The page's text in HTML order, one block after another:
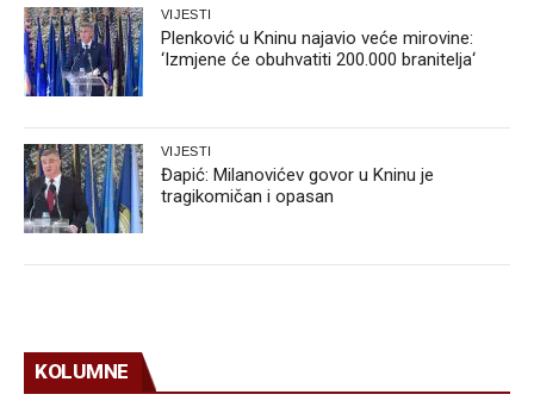
VIJESTI
Plenković u Kninu najavio veće mirovine:
‘Izmjene će obuhvatiti 200.000 branitelja‘
VIJESTI
Đapić: Milanovićev govor u Kninu je
tragikomičan i opasan
KOLUMNE